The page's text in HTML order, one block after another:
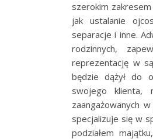
szerokim
jak ustalanie
separacje i inne.
rodzinnych,
reprezentację w
będzie dążył do
swojego klienta,
zaangażowanych
specjalizuje się w
podziałem